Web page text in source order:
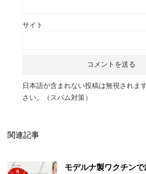
サイト
日本語が含まれない投稿は無視されま
さい。（スパム対策）
関連記事
モデルナ製ワクチン